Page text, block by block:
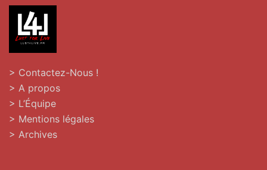
> Contactez-Nous !
> A propos
> L’Équipe
> Mentions légales
> Archives